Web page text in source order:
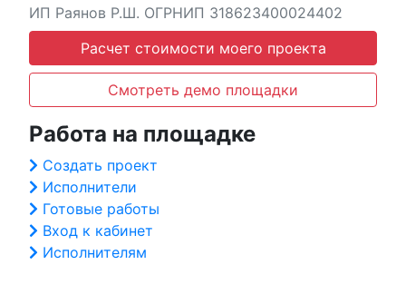
ИП Раянов Р.Ш. ОГРНИП 318623400024402
Расчет стоимости моего проекта
Смотреть демо площадки
Работа на площадке
Создать проект
Исполнители
Готовые работы
Вход к кабинет
Исполнителям